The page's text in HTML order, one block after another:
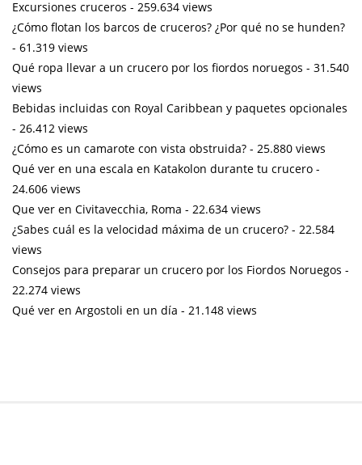
Excursiones cruceros - 259.634 views
¿Cómo flotan los barcos de cruceros? ¿Por qué no se hunden?
- 61.319 views
Qué ropa llevar a un crucero por los fiordos noruegos - 31.540
views
Bebidas incluidas con Royal Caribbean y paquetes opcionales
- 26.412 views
¿Cómo es un camarote con vista obstruida? - 25.880 views
Qué ver en una escala en Katakolon durante tu crucero -
24.606 views
Que ver en Civitavecchia, Roma - 22.634 views
¿Sabes cuál es la velocidad máxima de un crucero? - 22.584
views
Consejos para preparar un crucero por los Fiordos Noruegos -
22.274 views
Qué ver en Argostoli en un día - 21.148 views